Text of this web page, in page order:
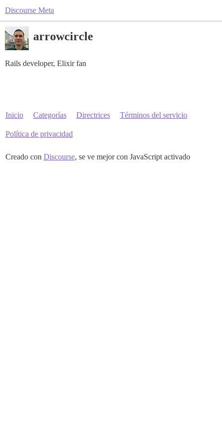
Discourse Meta
arrowcircle
Rails developer, Elixir fan
Inicio Categorías Directrices Términos del servicio
Política de privacidad
Creado con Discourse, se ve mejor con JavaScript activado